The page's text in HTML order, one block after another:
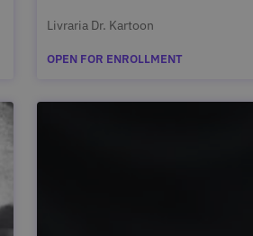
Livraria Dr. Kartoon
OPEN FOR ENROLLMENT